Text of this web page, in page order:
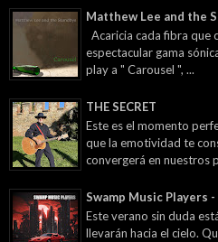
Matthew Lee and the
Acaricia cada fibra que
espectacular gama
play a " Carousel ", ...
THE SECRET
Este es el momento
que la emotividad te
convergerá en nuestros
Swamp Music Players
Este verano sin duda
llevarán hacia el cielo.